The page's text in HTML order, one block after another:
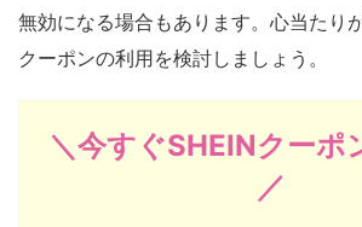
無効になる場合もあります。心当たり
クーポンの利用を検討しましょう。
＼今すぐSHEINクーポ
／